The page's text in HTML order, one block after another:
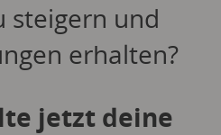
steigern und
erhalten?
jetzt deine